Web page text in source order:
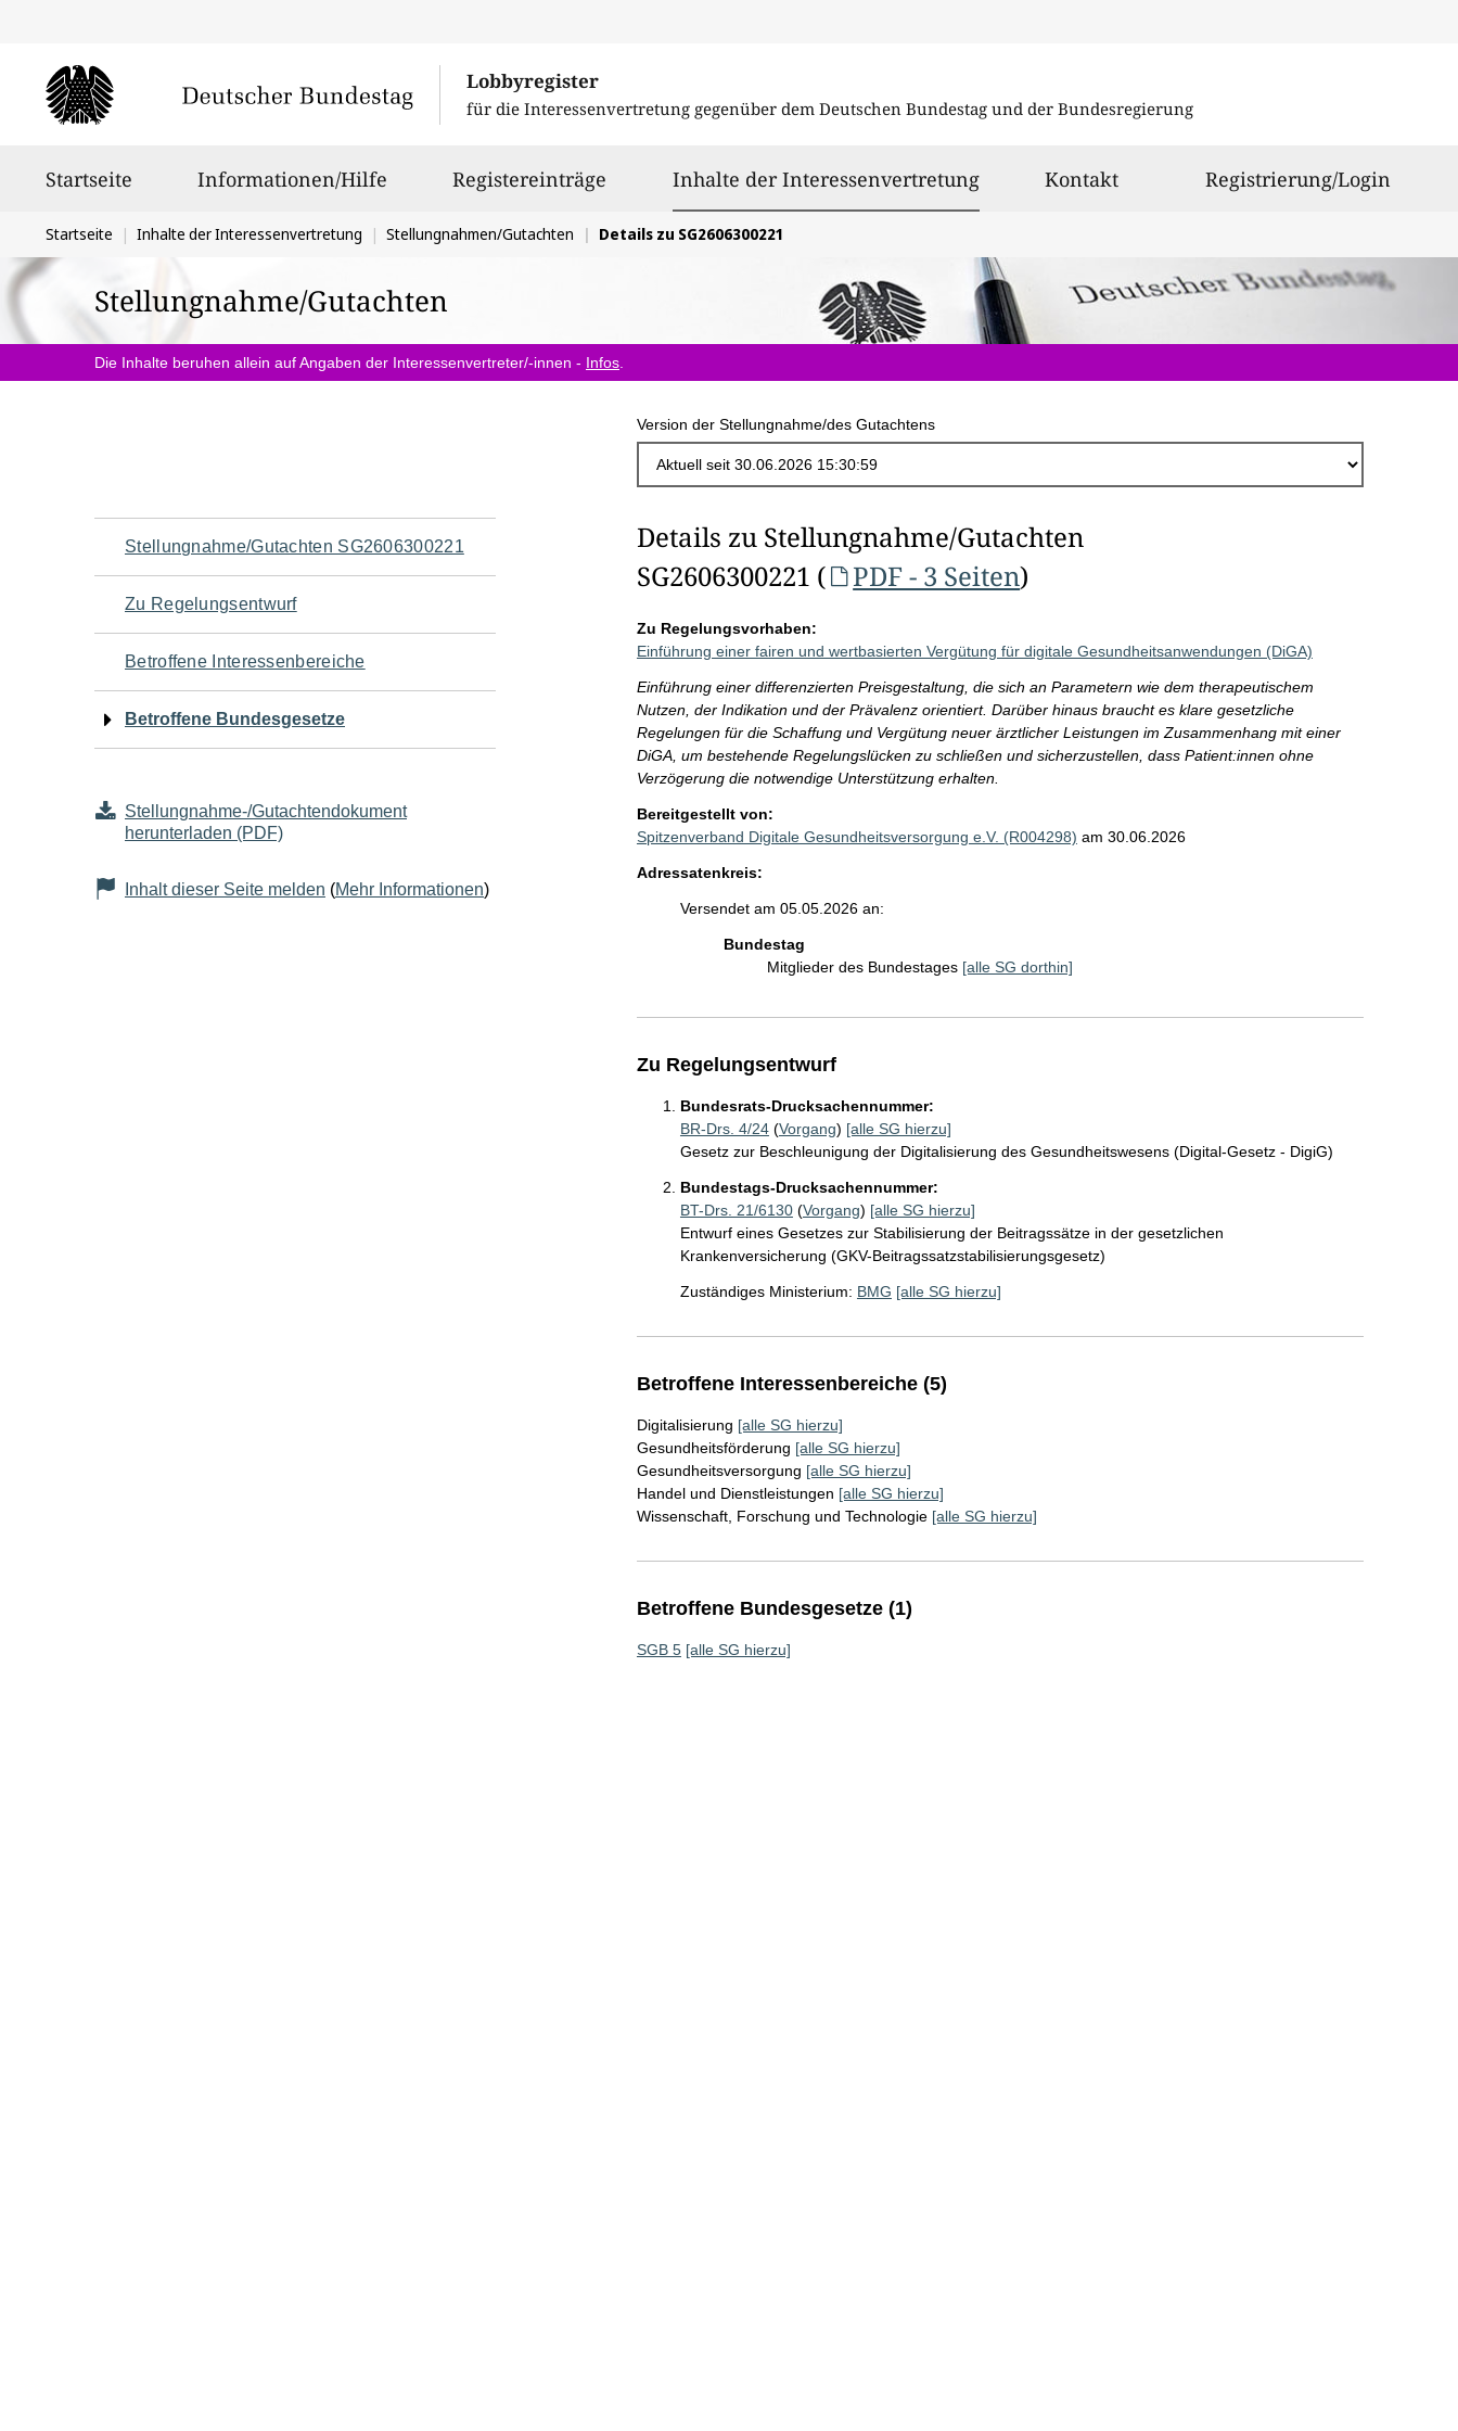
Lobbyregister
für die Interessenvertretung gegenüber dem Deutschen Bundestag und der Bundesregierung
Startseite Informationen/Hilfe Registereinträge Inhalte der Interessenvertretungausgewählt
Kontakt Registrierung/Login
Sie
befinden
sich
hier:
Startseite Inhalte der Interessenvertretung Stellungnahmen/Gutachten Details zu SG2606300221
Stellungnahme/Gutachten
Die Inhalte beruhen allein auf Angaben der Interessenvertreter/-innen - Infos
Version der Stellungnahme/des Gutachtens
Navigation
für
den
Seiteninhalt
Stellungnahme/Gutachten SG2606300221
Zu Regelungsentwurf
Betroffene Interessenbereiche
Betroffene Bundesgesetze
Stellungnahme-/Gutachtendokument
herunterladen (PDF)
Inhalt dieser Seite melden (Mehr Informationen)
Details zu Stellungnahme/Gutachten
SG2606300221 (
PDF - 3 Seiten)
Zu Regelungsvorhaben:
Einführung einer fairen und wertbasierten Vergütung für digitale Gesundheitsanwendungen (DiGA)
Einführung einer differenzierten Preisgestaltung, die sich an Parametern wie dem therapeutischem
Nutzen, der Indikation und der Prävalenz orientiert. Darüber hinaus braucht es klare gesetzliche
Regelungen für die Schaffung und Vergütung neuer ärztlicher Leistungen im Zusammenhang mit einer
DiGA, um bestehende Regelungslücken zu schließen und sicherzustellen, dass Patient:innen ohne
Verzögerung die notwendige Unterstützung erhalten.
Bereitgestellt von:
Spitzenverband Digitale Gesundheitsversorgung e.V. (R004298) am 30.06.2026
Adressatenkreis:
Versendet am 05.05.2026 an:
Bundestag
Mitglieder des Bundestages [alle SG dorthin]
Zu Regelungsentwurf
Bundesrats-Drucksachennummer:
BR-Drs. 4/24(Vorgang) [alle SG hierzu]
Gesetz zur Beschleunigung der Digitalisierung des Gesundheitswesens (Digital-Gesetz - DigiG)
Bundestags-Drucksachennummer:
BT-Drs. 21/6130(Vorgang) [alle SG hierzu]
Entwurf eines Gesetzes zur Stabilisierung der Beitragssätze in der gesetzlichen
Krankenversicherung (GKV-Beitragssatzstabilisierungsgesetz)
Zuständiges Ministerium: BMG [alle SG hierzu]
Betroffene Interessenbereiche (5)
Digitalisierung [alle SG hierzu]
Gesundheitsförderung [alle SG hierzu]
Gesundheitsversorgung [alle SG hierzu]
Handel und Dienstleistungen [alle SG hierzu]
Wissenschaft, Forschung und Technologie [alle SG hierzu]
Betroffene Bundesgesetze (1)
SGB 5 [alle SG hierzu]